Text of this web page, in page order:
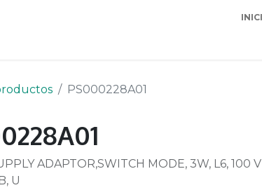
PS000228A01
ADAPTOR,SWITCH MODE, 3W, L6, 100
U